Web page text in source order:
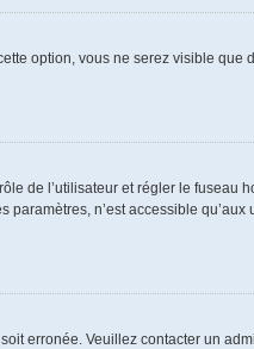
option, vous ne serez visible que
de l’utilisateur et régler le fuseau
n’est accessible qu’aux
erronée. Veuillez contacter un